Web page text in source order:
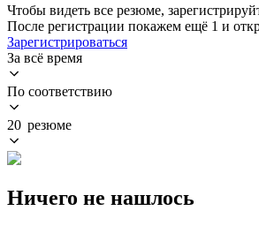
Чтобы видеть все резюме,
После регистрации покажем ещё 1 и
Зарегистрироваться
За всё время
По соответствию
20 резюме
Ничего не нашлось